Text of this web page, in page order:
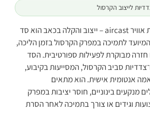
לייצוב הקרסול
סד קרסול עם כריות אוויר aircast – ייצוב והקלה בכאב הוא סד
לתמיכה במפרק הקרסול בזמן הליכה,
חזרה מבוקרת לפעילות ספורטיבית. הסד
סביב הקרסול, המסייעות בקיבוע,
אנטומית אישית. הוא מתאים
מנקעים בינוניים, חוסר יציבות במפרק
וגידים או צורך בתמיכה לאחר הסרת